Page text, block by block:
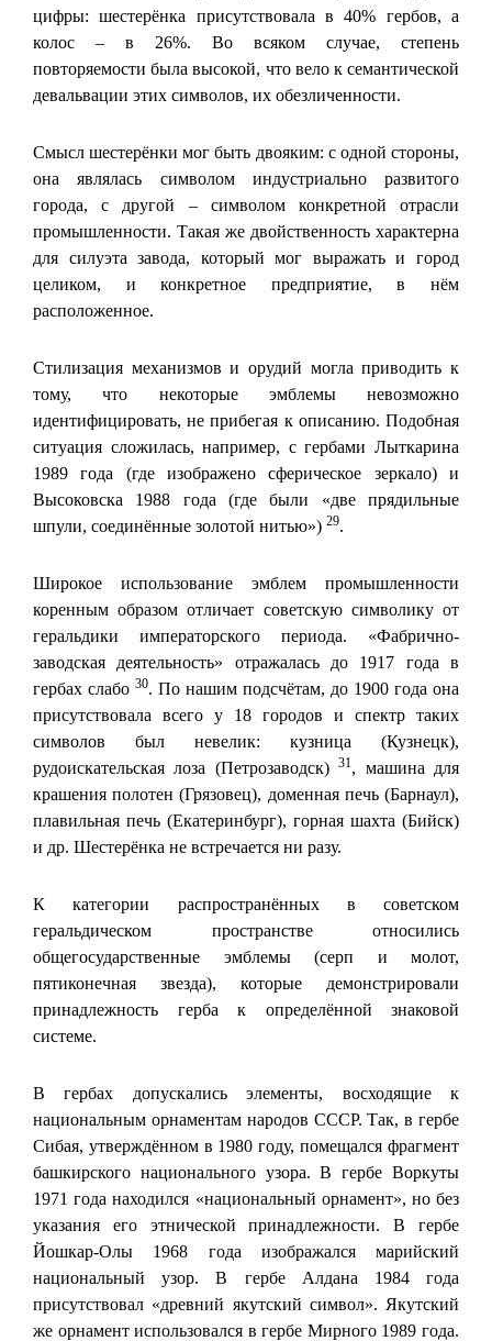
цифры: шестерёнка присутствовала в 40% гербов, а
колос – в 26%. Во всяком случае, степень
повторяемости была высокой, что вело к семантической
девальвации этих символов, их обезличенности.
Смысл шестерёнки мог быть двояким: с одной стороны,
она являлась символом индустриально развитого
города, с другой – символом конкретной отрасли
промышленности. Такая же двойственность характерна
для силуэта завода, который мог выражать и город
целиком, и конкретное предприятие, в нём
расположенное.
Стилизация механизмов и орудий могла приводить к
тому, что некоторые эмблемы невозможно
идентифицировать, не прибегая к описанию. Подобная
ситуация сложилась, например, с гербами Лыткарина
1989 года (где изображено сферическое зеркало) и
Высоковска 1988 года (где были «две прядильные
шпули, соединённые золотой нитью») 29.
Широкое использование эмблем промышленности
коренным образом отличает советскую символику от
геральдики императорского периода. «Фабрично-
заводская деятельность» отражалась до 1917 года в
гербах слабо 30. По нашим подсчётам, до 1900 года она
присутствовала всего у 18 городов и спектр таких
символов был невелик: кузница (Кузнецк),
рудоискательская лоза (Петрозаводск)31, машина для
крашения полотен (Грязовец), доменная печь (Барнаул),
плавильная печь (Екатеринбург), горная шахта (Бийск)
и др. Шестерёнка не встречается ни разу.
К категории распространённых в советском
геральдическом пространстве относились
общегосударственные эмблемы (серп и молот,
пятиконечная звезда), которые демонстрировали
принадлежность герба к определённой знаковой
системе.
В гербах допускались элементы, восходящие к
национальным орнаментам народов СССР. Так, в гербе
Сибая, утверждённом в 1980 году, помещался фрагмент
башкирского национального узора. В гербе Воркуты
1971 года находился «национальный орнамент», но без
указания его этнической принадлежности. В гербе
Йошкар-Олы 1968 года изображался марийский
национальный узор. В гербе Алдана 1984 года
присутствовал «древний якутский символ». Якутский
же орнамент использовался в гербе Мирного 1989 года.